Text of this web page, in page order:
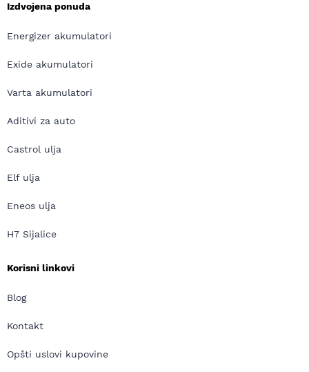
Izdvojena ponuda
Energizer akumulatori
Exide akumulatori
Varta akumulatori
Aditivi za auto
Castrol ulja
Elf ulja
Eneos ulja
H7 Sijalice
Korisni linkovi
Blog
Kontakt
Opšti uslovi kupovine